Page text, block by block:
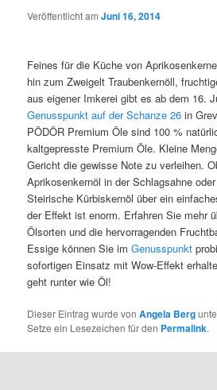
Veröffentlicht amJuni 16, 2014
Feines für die Küche von
hin zum Zweigelt Traubenkernöll,
aus eigener Imkerei gibt es ab dem 16.
Genusspunkt auf der Schanze 26in
PÖDÖR Premium Öle sind 100 %
kaltgepresste Premium Öle. Kleine
Gericht die gewisse Note zu verleihen.
Aprikosenkernöl in der Schlagsahne
Steirische Kürbiskernöl über ein
der Effekt ist enorm. Erfahren Sie mehr
Ölsorten und die hervorragenden
Essige können Sie imGenusspunkt
sofortigen Einsatz mit Wow-Effekt
geht runter wie Öl!
Dieser Eintrag wurde vonAngela Berg
Setze ein Lesezeichen für den Permalink.